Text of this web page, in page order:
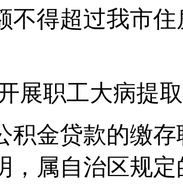
不得超过我市
展职工大病提
积金贷款的缴
，属自治区规